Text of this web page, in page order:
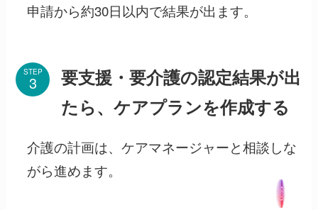
申請から約30日以内で結果が出ます。
STEP
要支援・要介護の認定結果が出
たら、ケアプランを作成する
介護の計画は、ケアマネージャーと相談しな
がら進めます。